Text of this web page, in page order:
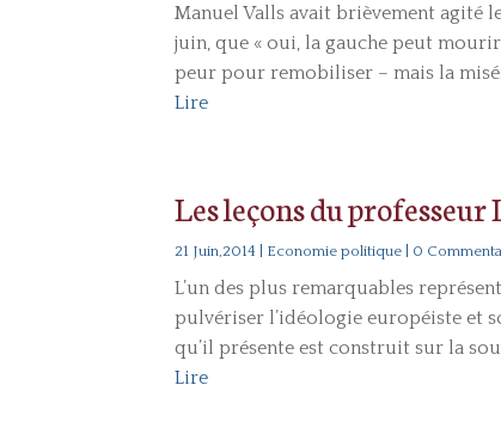
Manuel Valls avait brièvement agité
juin, que « oui, la gauche peut
peur pour remobiliser – mais la
Lire
Les leçons du
21 Juin,2014 Economie politique | 0
L’un des plus remarquables
pulvériser l’idéologie européiste et
qu’il présente est construit sur la
Lire